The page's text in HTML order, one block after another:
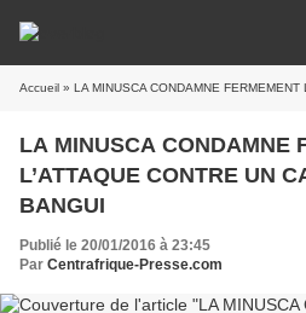
Accueil » LA MINUSCA CONDAMNE FERMEMENT
LA MINUSCA CONDAMNE
L’ATTAQUE CONTRE UN
BANGUI
Publié le 20/01/2016 à 23:45
Par Centrafrique-Presse.com